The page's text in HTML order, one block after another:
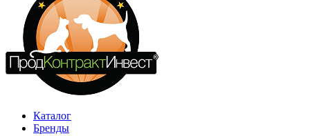
Каталог
Бренды